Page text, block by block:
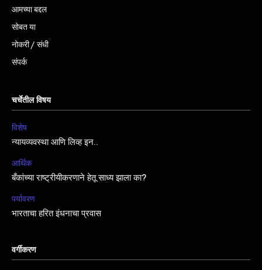
आमच्या बद्दल
सोबत या
नोकरी / संधी
संपर्क
चर्चेतील विषय
विशेष
न्यायव्यवस्था आणि लिव्ह इन..
आर्थिक
बँकांच्या राष्ट्रीयीकरणाने हेतू साध्य झाला का?
पर्यावरण
भारताचा हरित इंधनाचा प्रवास
वर्गीकरण